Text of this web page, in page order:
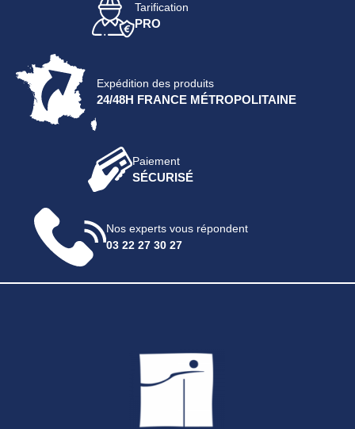
Tarification
PRO
Expédition des produits
24/48H FRANCE MÉTROPOLITAINE
Paiement
SÉCURISÉ
Nos experts vous répondent
03 22 27 30 27